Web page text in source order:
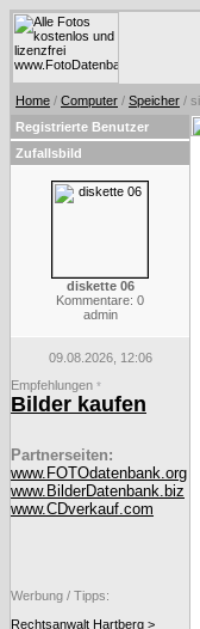
Home / Computer / Speicher /
Registrierte Benutzer
Zufallsbild
diskette 06
Kommentare: 0
admin
09.08.2026, 12:06
Empfehlungen *
Bilder kaufen
Partnerseiten:
www.FOTOdatenbank.org
www.BilderDatenbank.biz
www.CDverkauf.com
Werbung / Tipps:
Rechtsanwalt Hartberg >